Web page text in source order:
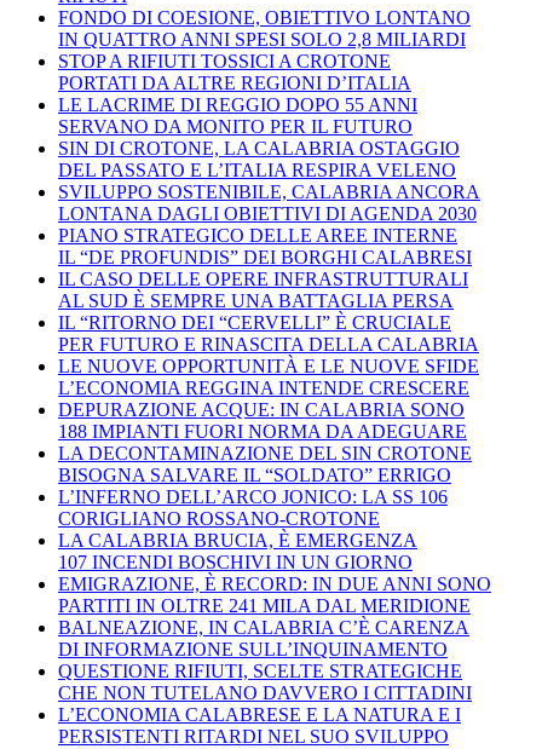
FONDO DI COESIONE, OBIETTIVO LONTANO
IN QUATTRO ANNI SPESI SOLO 2,8 MILIARDI
STOP A RIFIUTI TOSSICI A CROTONE
PORTATI DA ALTRE REGIONI D’ITALIA
LE LACRIME DI REGGIO DOPO 55 ANNI
SERVANO DA MONITO PER IL FUTURO
SIN DI CROTONE, LA CALABRIA OSTAGGIO
DEL PASSATO E L’ITALIA RESPIRA VELENO
SVILUPPO SOSTENIBILE, CALABRIA ANCORA
LONTANA DAGLI OBIETTIVI DI AGENDA 2030
PIANO STRATEGICO DELLE AREE INTERNE
IL “DE PROFUNDIS” DEI BORGHI CALABRESI
IL CASO DELLE OPERE INFRASTRUTTURALI
AL SUD È SEMPRE UNA BATTAGLIA PERSA
IL “RITORNO DEI “CERVELLI” È CRUCIALE
PER FUTURO E RINASCITA DELLA CALABRIA
LE NUOVE OPPORTUNITÀ E LE NUOVE SFIDE
L’ECONOMIA REGGINA INTENDE CRESCERE
DEPURAZIONE ACQUE: IN CALABRIA SONO
188 IMPIANTI FUORI NORMA DA ADEGUARE
LA DECONTAMINAZIONE DEL SIN CROTONE
BISOGNA SALVARE IL “SOLDATO” ERRIGO
L’INFERNO DELL’ARCO JONICO: LA SS 106
CORIGLIANO ROSSANO-CROTONE
LA CALABRIA BRUCIA, È EMERGENZA
107 INCENDI BOSCHIVI IN UN GIORNO
EMIGRAZIONE, È RECORD: IN DUE ANNI SONO
PARTITI IN OLTRE 241 MILA DAL MERIDIONE
BALNEAZIONE, IN CALABRIA C’È CARENZA
DI INFORMAZIONE SULL’INQUINAMENTO
QUESTIONE RIFIUTI, SCELTE STRATEGICHE
CHE NON TUTELANO DAVVERO I CITTADINI
L’ECONOMIA CALABRESE E LA NATURA E I
PERSISTENTI RITARDI NEL SUO SVILUPPO